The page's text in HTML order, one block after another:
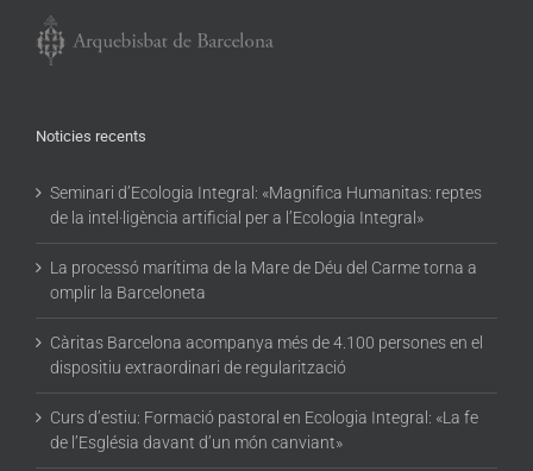
Noticies recents
Seminari d’Ecologia Integral: «Magnifica Humanitas: reptes
de la intel·ligència artificial per a l’Ecologia Integral»
La processó marítima de la Mare de Déu del Carme torna a
omplir la Barceloneta
Càritas Barcelona acompanya més de 4.100 persones en el
dispositiu extraordinari de regularització
Curs d’estiu: Formació pastoral en Ecologia Integral: «La fe
de l’Església davant d’un món canviant»